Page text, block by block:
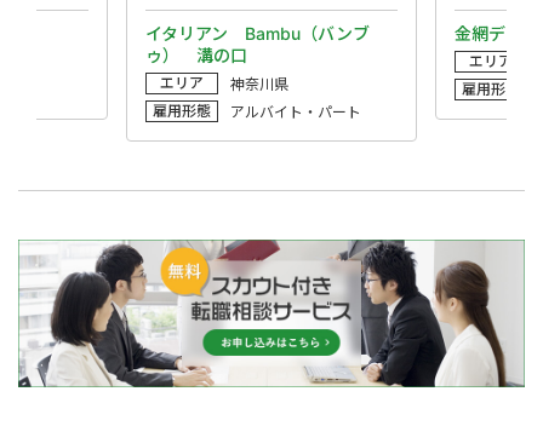
イタリアン Bambu（バンブ
ゥ） 溝の口
エリア
神奈川県
雇用形態
アルバイト・パート
金網デス
エリア
雇用形態